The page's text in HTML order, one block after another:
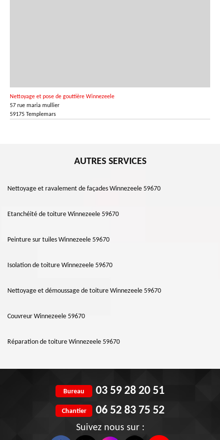
Nettoyage et pose de gouttière Winnezeele
57 rue maria mullier
59175 Templemars
AUTRES SERVICES
Nettoyage et ravalement de façades Winnezeele 59670
Etanchéité de toiture Winnezeele 59670
Peinture sur tuiles Winnezeele 59670
Isolation de toiture Winnezeele 59670
Nettoyage et démoussage de toiture Winnezeele 59670
Couvreur Winnezeele 59670
Réparation de toiture Winnezeele 59670
Bureau 03 59 28 20 51
Chantier 06 52 83 75 52
Suivez nous sur :